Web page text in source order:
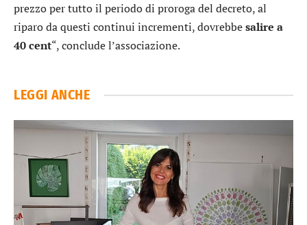
prezzo per tutto il periodo di proroga del decreto, al
riparo da questi continui incrementi, dovrebbesalire a
40 cent“, conclude l’associazione.
LEGGI ANCHE